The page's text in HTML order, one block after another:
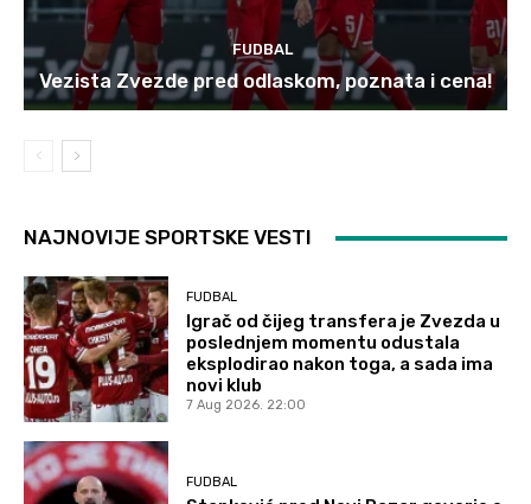
FUDBAL
Vezista Zvezde pred odlaskom, poznata i cena!
NAJNOVIJE SPORTSKE VESTI
FUDBAL
Igrač od čijeg transfera je Zvezda u
poslednjem momentu odustala
eksplodirao nakon toga, a sada ima
novi klub
7 Aug 2026. 22:00
FUDBAL